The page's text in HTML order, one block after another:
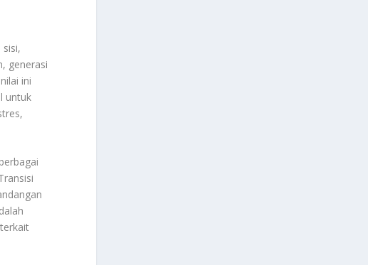
sisi,
generasi
ini
untuk